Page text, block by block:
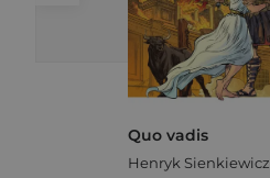
Quo vadis
Henryk Sienkiewicz